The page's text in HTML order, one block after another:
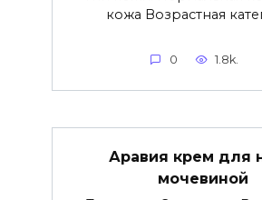
кожа Возрастная
0 1.8k.
Аравия крем для
мочевиной